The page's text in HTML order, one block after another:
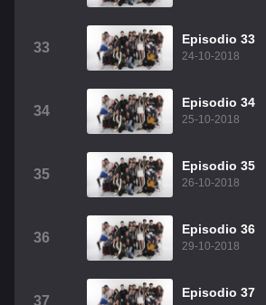
33
Episodio 33
24-10-2018
34
Episodio 34
25-10-2018
35
Episodio 35
26-10-2018
36
Episodio 36
29-10-2018
37
Episodio 37